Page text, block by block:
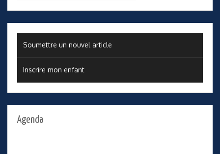
Soumettre un nouvel article
Inscrire mon enfant
Agenda